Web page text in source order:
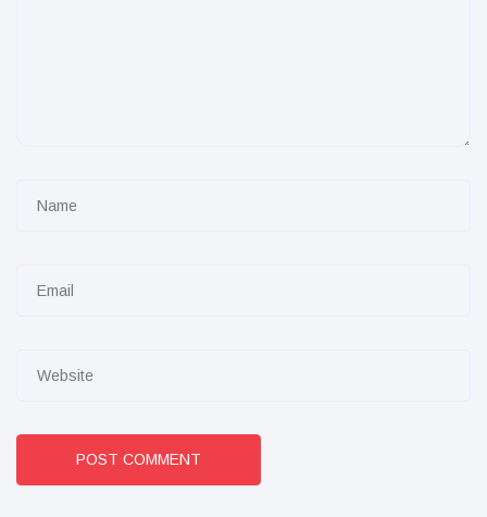
POST COMMENT